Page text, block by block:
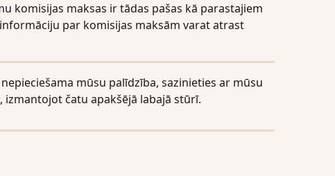
komisijas maksas ir tādas pašas kā parastajiem
par komisijas maksām varat atrast
mūsu palīdzība, sazinieties ar mūsu
izmantojot čatu apakšējā labajā stūrī.